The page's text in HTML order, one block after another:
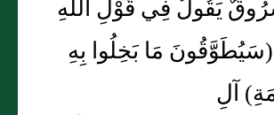
يَقُولُ فِي قَوْلِ اللَّهِ
مَا بَخِلُوا بِهِ
آلِ